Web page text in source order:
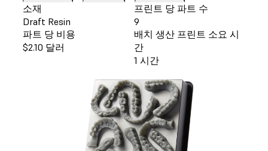
소재
Draft Resin
프린트 당 파트 수
9
파트 당 비용
$2.10 달러
배치 생산 프린트 소요 시
간
1 시간